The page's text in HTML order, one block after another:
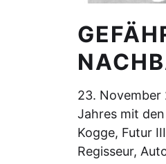
23. November
Jahres mit
Kogge, Futur
Regisseur,